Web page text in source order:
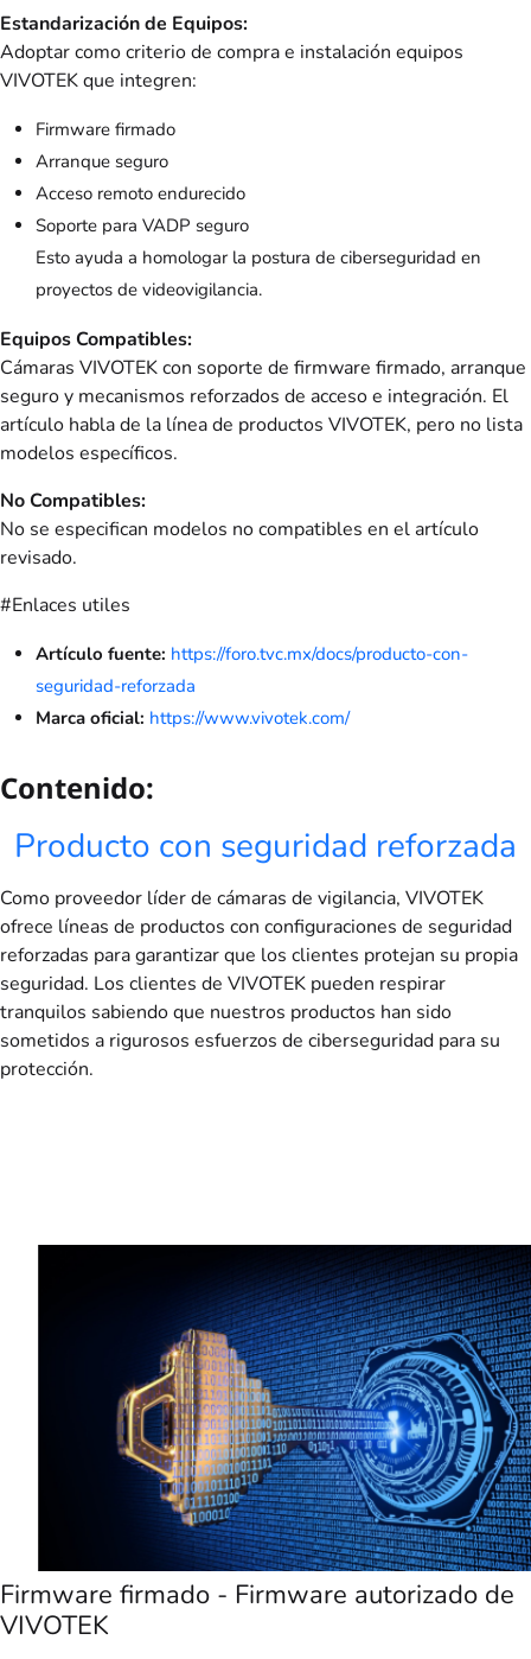
Estandarización de Equipos:
Adoptar como criterio de compra e instalación equipos
VIVOTEK que integren:
Firmware firmado
Arranque seguro
Acceso remoto endurecido
Soporte para VADP seguro
Esto ayuda a homologar la postura de ciberseguridad en
proyectos de videovigilancia.
Equipos Compatibles:
Cámaras VIVOTEK con soporte de firmware firmado, arranque
seguro y mecanismos reforzados de acceso e integración. El
artículo habla de la línea de productos VIVOTEK, pero no lista
modelos específicos.
No Compatibles:
No se especifican modelos no compatibles en el artículo
revisado.
#Enlaces utiles
Artículo fuente: https://foro.tvc.mx/docs/producto-con-
seguridad-reforzada
Marca oficial: https://www.vivotek.com/
Contenido:
Producto con seguridad reforzada
Como proveedor líder de cámaras de vigilancia, VIVOTEK
ofrece líneas de productos con configuraciones de seguridad
reforzadas para garantizar que los clientes protejan su propia
seguridad. Los clientes de VIVOTEK pueden respirar
tranquilos sabiendo que nuestros productos han sido
sometidos a rigurosos esfuerzos de ciberseguridad para su
protección.
Firmware firmado - Firmware autorizado de
VIVOTEK